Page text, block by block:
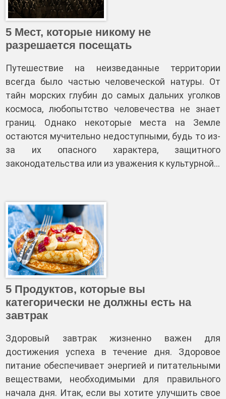
5 Мест, которые никому не
разрешается посещать
Путешествие на неизведанные территории
всегда было частью человеческой натуры. От
тайн морских глубин до самых дальних уголков
космоса, любопытство человечества не знает
границ. Однако некоторые места на Земле
остаются мучительно недоступными, будь то из-
за их опасного характера, защитного
законодательства или из уважения к культурной…
5 Продуктов, которые вы
категорически не должны есть на
завтрак
Здоровый завтрак жизненно важен для
достижения успеха в течение дня. Здоровое
питание обеспечивает энергией и питательными
веществами, необходимыми для правильного
начала дня. Итак, если вы хотите улучшить свое